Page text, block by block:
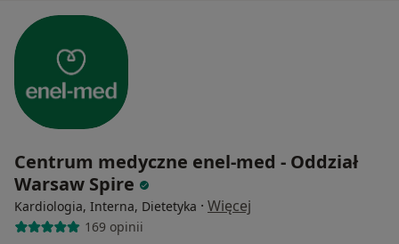
Centrum medyczne enel-med - Oddział
Warsaw Spire
Kardiologia, Interna, Dietetyka · Więcej
169 opinii